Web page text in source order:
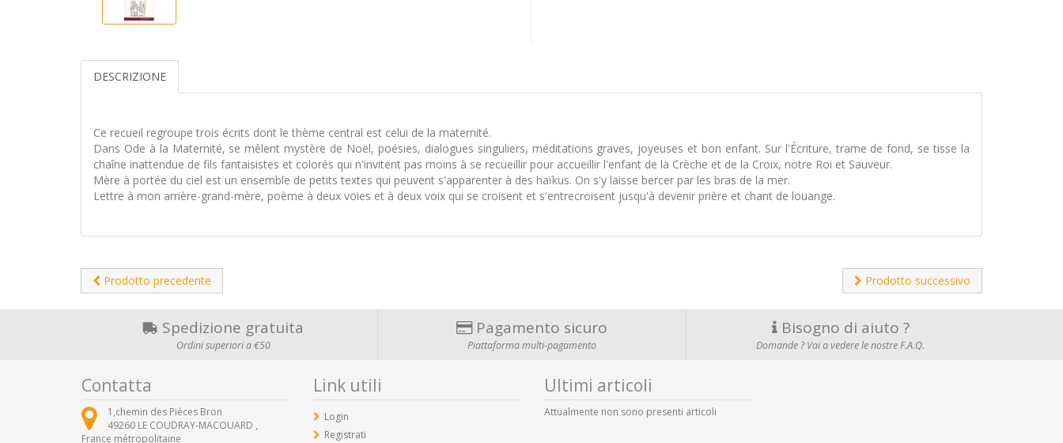
DESCRIZIONE
Ce recueil regroupe trois écrits dont le thème central est celui de la maternité.
Dans Ode à la Maternité, se mêlent mystère de Noël, poésies, dialogues singuliers, méditations graves, joyeuses et bon enfant. Sur l'Écriture, trame de fond, se tisse la
chaîne inattendue de fils fantaisistes et colorés qui n'invitent pas moins à se recueillir pour accueillir l'enfant de la Crèche et de la Croix, notre Roi et Sauveur.
Mère à portée du ciel est un ensemble de petits textes qui peuvent s'apparenter à des haïkus. On s'y laisse bercer par les bras de la mer.
Lettre à mon arrière-grand-mère, poème à deux voies et à deux voix qui se croisent et s'entrecroisent jusqu'à devenir prière et chant de louange.
Prodotto precedente Prodotto successivo
Spedizione gratuita
Ordini superiori a €50
Pagamento sicuro
Piattaforma multi-pagamento
Bisogno di aiuto ?
Domande ? Vai a vedere le nostre F.A.Q.
Contatta
1,chemin des Pièces Bron
49260 LE COUDRAY-MACOUARD ,
France métropolitaine
Link utili
Login
Registrati
Ultimi articoli
Attualmente non sono presenti articoli